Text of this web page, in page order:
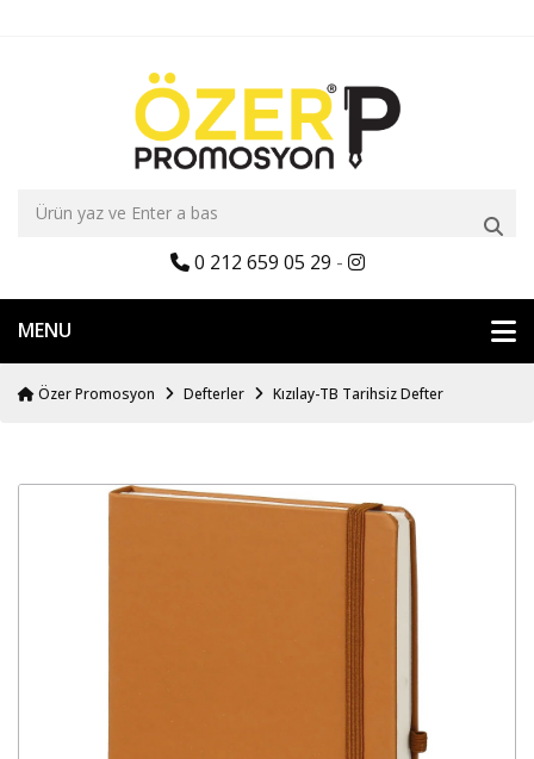
0 212 659 05 29 -
MENU
Özer Promosyon Defterler Kızılay-TB Tarihsiz Defter